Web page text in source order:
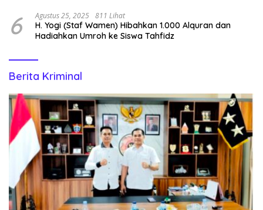
6 Agustus 25, 2025 811 Lihat
H. Yogi (Staf Wamen) Hibahkan 1.000 Alquran dan
Hadiahkan Umroh ke Siswa Tahfidz
Berita Kriminal